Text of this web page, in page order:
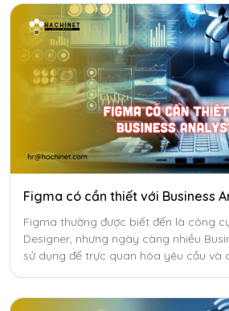
Figma có cần thiết với Business
Figma thường được biết đến là công
Designer, nhưng ngày càng nhiều
sử dụng để trực quan hóa yêu cầu và